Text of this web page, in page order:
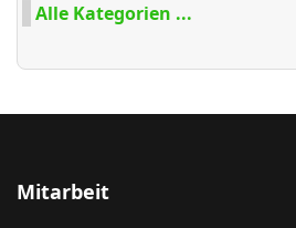
Alle Kategorien ...
Mitarbeit